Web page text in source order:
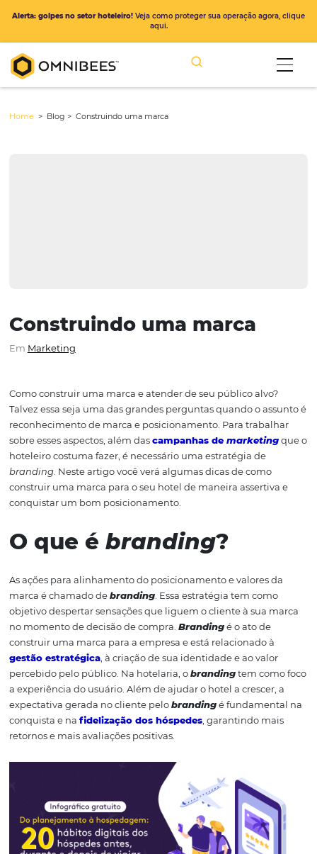
EmMarketing
Como construir uma marca e atender de seu público
Talvez essa seja uma das grandes perguntas quando o
reconhecimento de marca e posicionamento. Para
hoteleiro costuma fazer, é necessário uma estratégia de
branding . Neste artigo você verá algumas dicas de
conquistar um bom posicionamento.
O que ébranding?
As ações para alinhamento do posicionamento e
marca é chamado debranding. Essa estratégia tem
objetivo despertar sensações que liguem o cliente à sua
no momento de decisão de compra.
, à criação de sua identidade e ao
percebido pelo público. Na hotelaria, o
branding
a experiência do usuário. Além de ajudar o hotel a
expectativa gerada no cliente pelobrandingé
conquista e nafidelização dos hóspedes
, garantindo
Alerta: golpes no setor hoteleiro!Veja como proteger sua operação